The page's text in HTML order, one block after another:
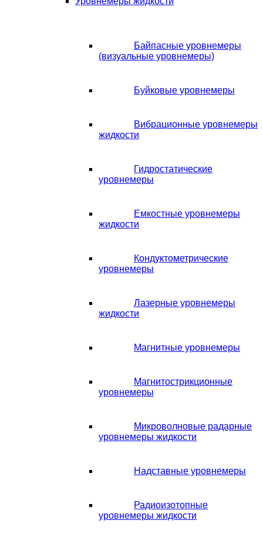
Байпасные уровнемеры
(визуальные уровнемеры)
Буйковые уровнемеры
Вибрационные уровнемеры
жидкости
Гидростатические
уровнемеры
Емкостные уровнемеры
жидкости
Кондуктометрические
уровнемеры
Лазерные уровнемеры
жидкости
Магнитные уровнемеры
Магнитострикционные
уровнемеры
Микроволновые радарные
уровнемеры жидкости
Надставные уровнемеры
Радиоизотопные
уровнемеры жидкости